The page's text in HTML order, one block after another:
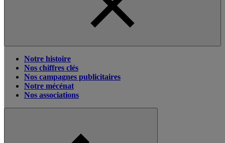
Notre histoire
Nos chiffres clés
Nos campagnes publicitaires
Notre mécénat
Nos associations